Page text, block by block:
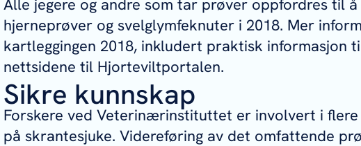
Alle jegere og andre som tar prøver oppfordres til å
hjerneprøver og svelglymfeknuter i 2018. Mer
kartleggingen 2018, inkludert praktisk informasjon
nettsidene til Hjorteviltportalen.
Sikre kunnskap
Forskere ved Veterinærinstituttet er involvert i
på skrantesjuke. Videreføring av det omfattende